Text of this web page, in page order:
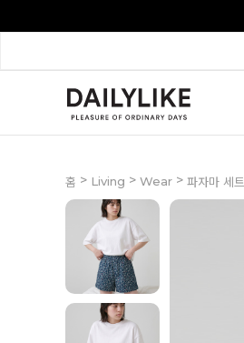
홈 > Living > Wear > 파자마 세트